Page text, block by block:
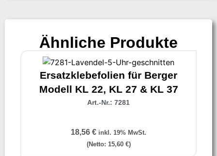
Ähnliche Produkte
Ersatzklebefolien für Berger
Modell KL 22, KL 27 & KL 37
Art.-Nr.: 7281
18,56 € inkl. 19% MwSt.
(Netto: 15,60 €)